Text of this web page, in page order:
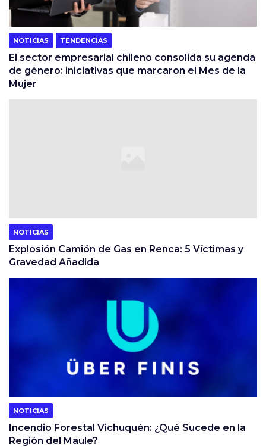
NOTICIAS TENDENCIAS
El sector empresarial chileno consolida su agenda
de género: iniciativas que marcaron el Mes de la
Mujer
NOTICIAS
Explosión Camión de Gas en Renca: 5 Víctimas y
Gravedad Añadida
NOTICIAS
Incendio Forestal Vichuquén: ¿Qué Sucede en la
Región del Maule?